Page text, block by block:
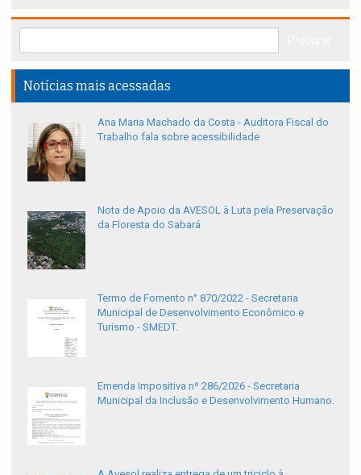
Notícias mais acessadas
Ana Maria Machado da Costa - Auditora Fiscal do
Trabalho fala sobre acessibilidade
Nota de Apoio da AVESOL à Luta pela Preservação
da Floresta do Sabará
Termo de Fomento n° 870/2022 - Secretaria
Municipal de Desenvolvimento Econômico e
Turismo - SMEDT.
Emenda Impositiva nº 286/2026 - Secretaria
Municipal da Inclusão e Desenvolvimento Humano.